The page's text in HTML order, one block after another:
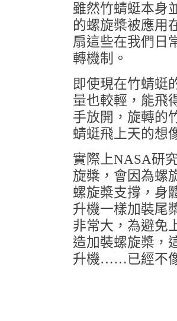
雖然竹蜻蜓本身
的螺旋槳被應用
扇這些在我們日
轉機制。
即使現在竹蜻蜓
量也較輕，能飛
手放開，旋轉的
蜻蜓飛上天的想
實際上NASA研
旋槳，會因為螺
螺旋槳支撐，身
升機一樣加裝尾
非常大，為避免
造加裝螺旋槳，
升機……已經不